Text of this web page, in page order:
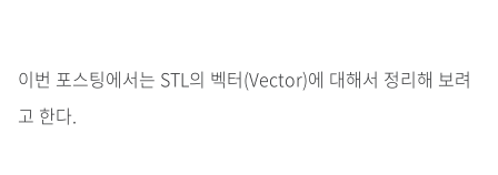
이번 포스팅에서는 STL의 벡터(Vector)에 대해서 정리해 보려
고 한다.